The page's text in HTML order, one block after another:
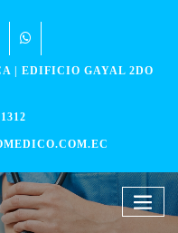
| EDIFICIO GAYAL 2DO